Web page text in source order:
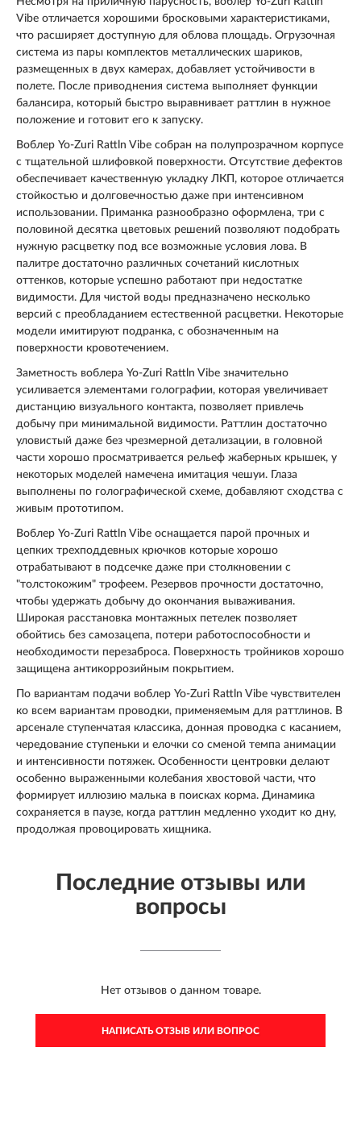
Vibe отличается хорошими бросковыми характеристиками,
что расширяет доступную для облова площадь. Огрузочная
система из пары комплектов металлических шариков,
размещенных в двух камерах, добавляет устойчивости в
полете. После приводнения система выполняет функции
балансира, который быстро выравнивает раттлин в нужное
положение и готовит его к запуску.
Воблер Yo-Zuri Rattln Vibe собран на полупрозрачном корпусе
с тщательной шлифовкой поверхности. Отсутствие дефектов
обеспечивает качественную укладку ЛКП, которое отличается
стойкостью и долговечностью даже при интенсивном
использовании. Приманка разнообразно оформлена, три с
половиной десятка цветовых решений позволяют подобрать
нужную расцветку под все возможные условия лова. В
палитре достаточно различных сочетаний кислотных
оттенков, которые успешно работают при недостатке
видимости. Для чистой воды предназначено несколько
версий с преобладанием естественной расцветки. Некоторые
модели имитируют подранка, с обозначенным на
поверхности кровотечением.
Заметность воблера Yo-Zuri Rattln Vibe значительно
усиливается элементами голографии, которая увеличивает
дистанцию визуального контакта, позволяет привлечь
добычу при минимальной видимости. Раттлин достаточно
уловистый даже без чрезмерной детализации, в головной
части хорошо просматривается рельеф жаберных крышек, у
некоторых моделей намечена имитация чешуи. Глаза
выполнены по голографической схеме, добавляют сходства с
живым прототипом.
Воблер Yo-Zuri Rattln Vibe оснащается парой прочных и
цепких трехподдевных крючков которые хорошо
отрабатывают в подсечке даже при столкновении с
"толстокожим" трофеем. Резервов прочности достаточно,
чтобы удержать добычу до окончания вываживания.
Широкая расстановка монтажных петелек позволяет
обойтись без самозацепа, потери работоспособности и
необходимости перезаброса. Поверхность тройников хорошо
защищена антикоррозийным покрытием.
По вариантам подачи воблер Yo-Zuri Rattln Vibe чувствителен
ко всем вариантам проводки, применяемым для раттлинов. В
арсенале ступенчатая классика, донная проводка с касанием,
чередование ступеньки и елочки со сменой темпа анимации
и интенсивности потяжек. Особенности центровки делают
особенно выраженными колебания хвостовой части, что
формирует иллюзию малька в поисках корма. Динамика
сохраняется в паузе, когда раттлин медленно уходит ко дну,
продолжая провоцировать хищника.
Последние отзывы или
вопросы
Нет отзывов о данном товаре.
НАПИСАТЬ ОТЗЫВ ИЛИ ВОПРОС